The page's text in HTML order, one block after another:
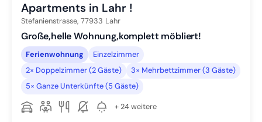
Apartments in Lahr !
Stefanienstrasse, 77933 Lahr
Große,helle Wohnung,komplett möbliert!
Ferienwohnung
Einzelzimmer
2× Doppelzimmer (2 Gäste)
3× Mehrbettzimmer (3 Gäste)
5× Ganze Unterkünfte (5 Gäste)
+ 24 weitere